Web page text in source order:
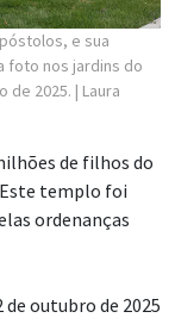
e sua
foto nos jardins do
de 2025. | Laura
de filhos do
Este templo foi
ordenanças
de outubro de 2025